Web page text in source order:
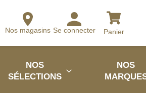
Nos magasins Se connecter Panier
NOS
SÉLECTIONS
NOS